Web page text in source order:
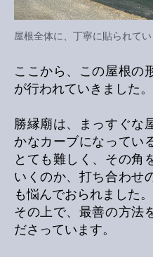
屋根全体に、丁寧に貼られてい
ここから、この屋根の
が行われていきました。
勝縁廟は、まっすぐな
かなカーブになってい
とても難しく、その角
いくのか、打ち合わせ
も悩んでおられました。
その上で、最善の方法
ださっています。